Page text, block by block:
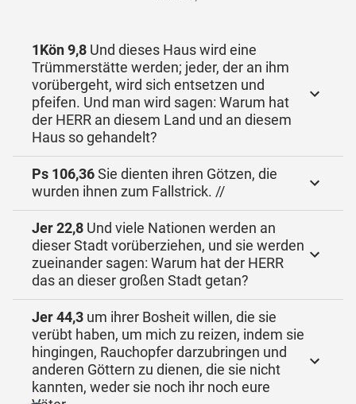
1Kön 9,8 Und dieses Haus wird eine
Trümmerstätte werden; jeder, der an ihm
vorübergeht, wird sich entsetzen und
pfeifen. Und man wird sagen: Warum hat
der HERR an diesem Land und an diesem
Haus so gehandelt?
Ps 106,36Sie dienten ihren Götzen, die
wurden ihnen zum Fallstrick. //
Jer 22,8 Und viele Nationen werden an
dieser Stadt vorüberziehen, und sie werden
zueinander sagen: Warum hat der HERR
das an dieser großen Stadt getan?
Jer 44,3 um ihrer Bosheit willen, die sie
verübt haben, um mich zu reizen, indem sie
hingingen, Rauchopfer darzubringen und
anderen Göttern zu dienen, die sie nicht
kannten, weder sie noch ihr noch eure